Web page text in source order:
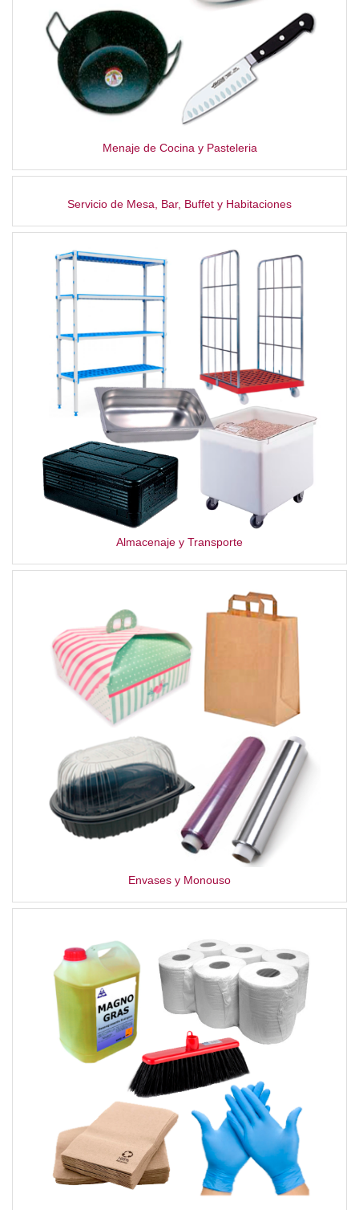
Menaje de Cocina y Pasteleria
Servicio de Mesa, Bar, Buffet y Habitaciones
Almacenaje y Transporte
Envases y Monouso